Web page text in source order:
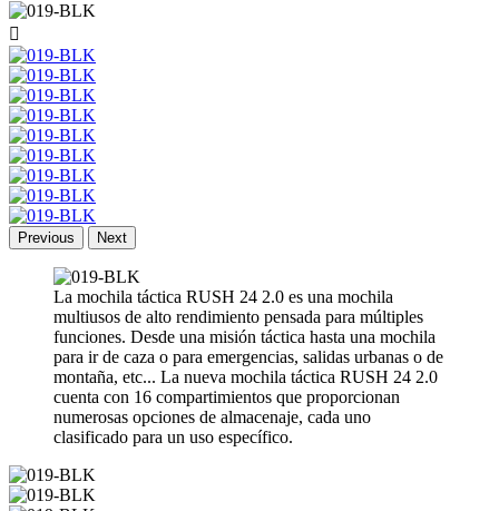

Previous Next
La mochila táctica RUSH 24 2.0 es una mochila
multiusos de alto rendimiento pensada para múltiples
funciones. Desde una misión táctica hasta una mochila
para ir de caza o para emergencias, salidas urbanas o de
montaña, etc... La nueva mochila táctica RUSH 24 2.0
cuenta con 16 compartimientos que proporcionan
numerosas opciones de almacenaje, cada uno
clasificado para un uso específico.